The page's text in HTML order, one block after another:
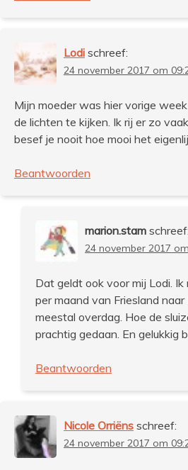
Lodi schreef:
24 november 2017 om
Mijn moeder was hier vorige
de lichten te kijken. Ik rij er zo
besef je nooit hoe mooi het
Beantwoorden
marion.stam schreef:
24 november 2017
Dat geldt ook voor mij Lodi.
per maand van Friesland
meestal overdag. Hoe de
prachtig gedaan. En gelukkig
Beantwoorden
Nicole Orriëns schreef:
24 november 2017 om